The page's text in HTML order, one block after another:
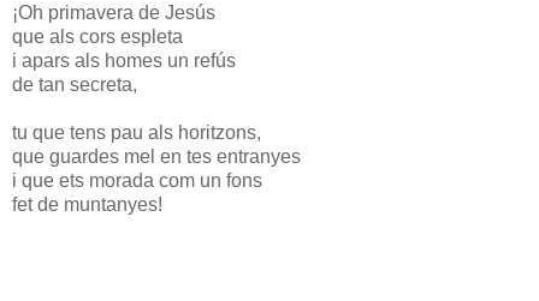
¡Oh primavera de Jesús
que als cors espleta
i apars als homes un refús
de tan secreta,
tu que tens pau als horitzons,
que guardes mel en tes entranyes
i que ets morada com un fons
fet de muntanyes!